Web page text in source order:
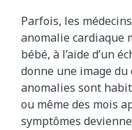
Parfois, les
anomalie cardiaque
bébé, à l’aide d’un
donne une image
anomalies sont
ou même des mois
symptômes